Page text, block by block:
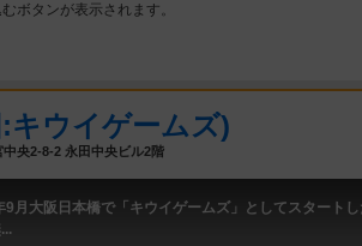
ボタンが表示されます。
キウイゲームズ)
央2-8-2 永田中央ビル2階
9月大阪日本橋で「キウイゲームズ」としてスタート